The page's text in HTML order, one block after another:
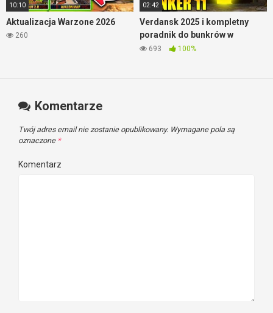
10:10
Aktualizacja Warzone 2026
260
02:42
Verdansk 2025 i kompletny
poradnik do bunkrów w
Warzone
693 100%
Komentarze
Twój adres email nie zostanie opublikowany. Wymagane pola są
oznaczone *
Komentarz